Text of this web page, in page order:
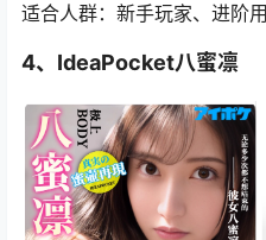
适合人群：新手玩家、进阶
4、IdeaPocket八蜜凛